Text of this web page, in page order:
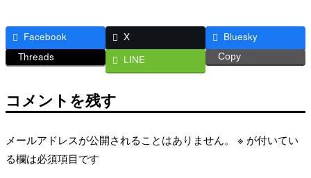
Facebook X
Bluesky
Threads
LINE Copy
コメントを残す
メールアドレスが公開されることはありません。 ※ が付いてい
る欄は必須項目です